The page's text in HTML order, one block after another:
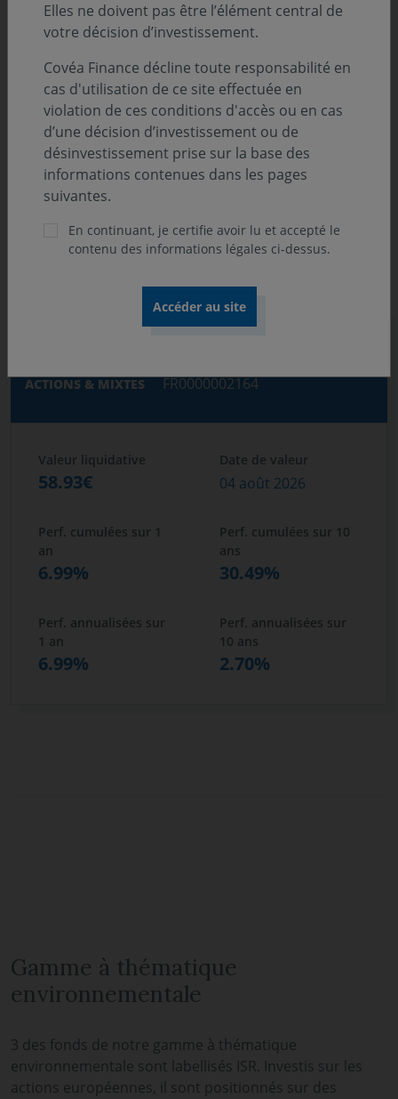
Covéa Flexible ISR
Un fonds 100 % flexible qui allie dynamisme et
réactivité
Une exploitation optimale
de toutes les classes
d’actifs
Une utilisation des critères extra-financiers
comme moteur de performance
Covéa Flexible ISR C
ACTIONS & MIXTES FR0000002164
Valeur liquidative Date de valeur
58.93€ 04 août 2026
Perf. cumulées sur 1
an
Perf. cumulées sur 10
ans
6.99% 30.49%
Perf. annualisées sur
1 an
Perf. annualisées sur
10 ans
6.99% 2.70%
Gamme à thématique
environnementale
3 des fonds de notre gamme à thématique
environnementale sont labellisés ISR. Investis sur les
actions européennes, il sont positionnés sur des
Elles ne doivent pas être l’élément central de
votre décision d’investissement.
Covéa Finance décline toute responsabilité en
cas d'utilisation de ce site effectuée en
violation de ces conditions d'accès ou en cas
d’une décision d’investissement ou de
désinvestissement prise sur la base des
informations contenues dans les pages
suivantes.
En continuant, je certifie avoir lu et accepté le
contenu des informations légales ci-dessus.